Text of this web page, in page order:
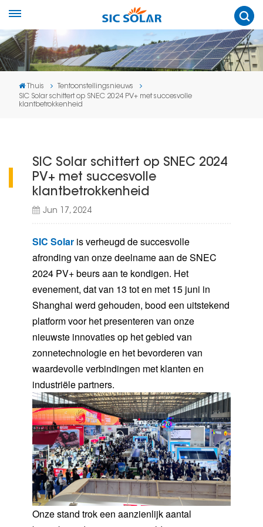
Thuis
Tentoonstellingsnieuws
SIC Solar schittert op SNEC 2024 PV+ met succesvolle
klantbetrokkenheid
SIC Solar schittert op SNEC 2024
PV+ met succesvolle
klantbetrokkenheid
Jun 17, 2024
SIC Solar is verheugd de succesvolle
afronding van onze deelname aan de SNEC
2024 PV+ beurs aan te kondigen. Het
evenement, dat van 13 tot en met 15 juni in
Shanghai werd gehouden, bood een uitstekend
platform voor het presenteren van onze
nieuwste innovaties op het gebied van
zonnetechnologie en het bevorderen van
waardevolle verbindingen met klanten en
industriële partners.
Onze stand trok een aanzienlijk aantal